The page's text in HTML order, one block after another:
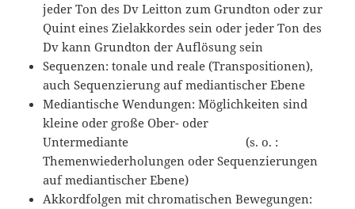
jeder Ton des Dv Leitton zum Grundton oder zur
Quint eines Zielakkordes sein oder jeder Ton des
Dv kann Grundton der Auflösung sein
Sequenzen: tonale und reale (Transpositionen),
auch Sequenzierung auf mediantischer Ebene
Mediantische Wendungen: Möglichkeiten sind
kleine oder große Ober- oder
Untermediante (s. o. :
Themenwiederholungen oder Sequenzierungen
auf mediantischer Ebene)
Akkordfolgen mit chromatischen Bewegungen: